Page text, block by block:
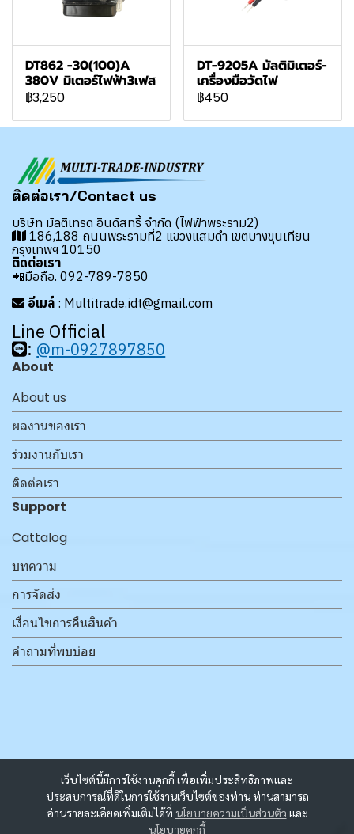
DT862 -30(100)A
380V มิเตอร์ไฟฟ้า3เฟส
฿3,250
DT-9205A มัลติมิเตอร์-
เครื่องมือวัดไฟ
฿450
เว็บไซต์นี้มีการใช้งานคุกกี้ เพื่อเพิ่มประสิทธิภาพและ
ประสบการณ์ที่ดีในการใช้งานเว็บไซต์ของท่าน ท่านสามารถ
อ่านรายละเอียดเพิ่มเติมได้ที่ นโยบายความเป็นส่วนตัว และ
นโยบายคุกกี้
ติดต่อเรา/Contact us
บริษัท มัลติเทรด อินดัสทรี้ จำกัด (ไฟฟ้าพระราม2)
186,188 ถนนพระรามที่2 แขวงแสมดำ เขตบางขุนเทียน
กรุงเทพฯ 10150
ติดต่อเรา
📲มือถือ. 092-789-7850
อีเมล์ : Multitrade.idt@gmail.com
Line Official
: @m-0927897850
About
About us
ผลงานของเรา
ร่วมงานกับเรา
ติดต่อเรา
Support
Cattalog
บทความ
การจัดส่ง
เงื่อนไขการคืนสินค้า
คำถามที่พบบ่อย